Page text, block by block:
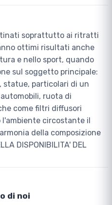
soprattutto ai ritratti
ottimi risultati anche
e nello sport, quando
sul soggetto principale:
statue, particolari di un
ruota di
come filtri diffusori
circostante il
della composizione
DISPONIBILITA' DEL
di noi